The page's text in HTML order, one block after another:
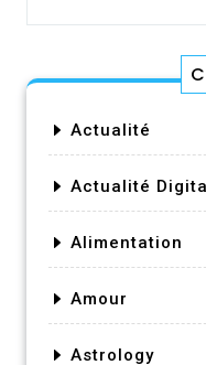
Actualité
Actualité
Alimentation
Amour
Astrology